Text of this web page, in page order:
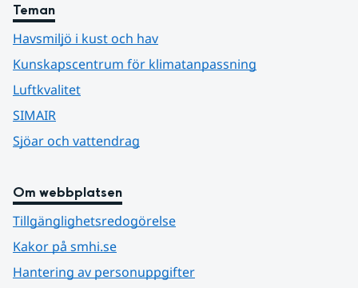
Teman
Havsmiljö i kust och hav
Kunskapscentrum för klimatanpassning
Luftkvalitet
SIMAIR
Sjöar och vattendrag
Om webbplatsen
Tillgänglighetsredogörelse
Kakor på smhi.se
Hantering av personuppgifter